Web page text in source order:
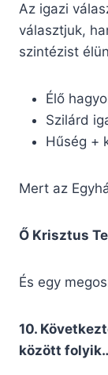
Az igazi
választjuk,
szintézist
Élő
Szilárd
Hűség +
Mert az
Ő Krisztus
És egy
10.
között